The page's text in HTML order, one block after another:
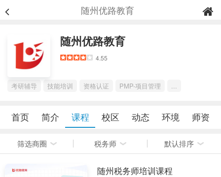
随州优路教育
随州优路教育
4.55
考研辅导 技能培训 资格认证 PMP-项目管理 ...
首页 简介 课程 校区 动态 环境 师资
筛选商圈 税务师 默认排序
随州税务师培训课程